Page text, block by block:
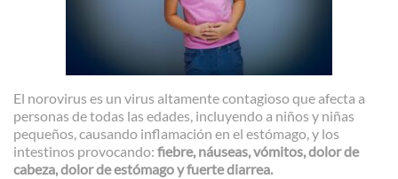
El norovirus es un virus altamente contagioso que afecta a
personas de todas las edades, incluyendo a niños y niñas
pequeños, causando inflamación en el estómago, y los
intestinos provocando: fiebre, náuseas, vómitos, dolor de
cabeza, dolor de estómago y fuerte diarrea.